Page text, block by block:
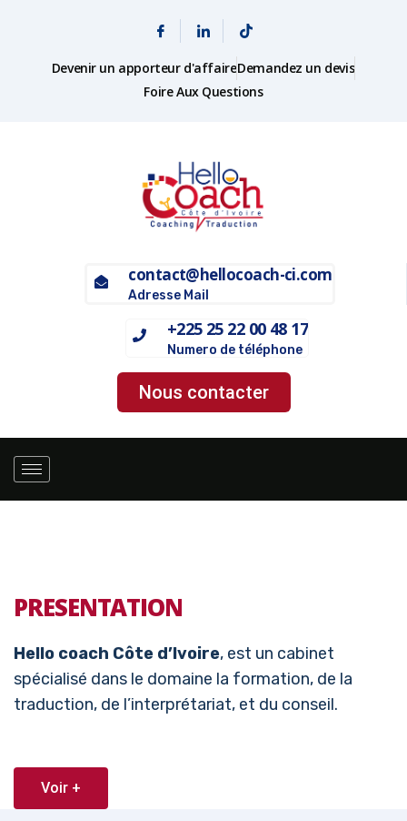
Devenir un apporteur d'affaireDemandez un devis
Foire Aux Questions
contact@hellocoach-ci.com
Adresse Mail
+225 25 22 00 48 17
Numero de téléphone
Nous contacter
PRESENTATION
Hello coach Côte d’Ivoire, est un cabinet
spécialisé dans le domaine la formation, de la
traduction, de l’interprétariat, et du conseil.
Voir +